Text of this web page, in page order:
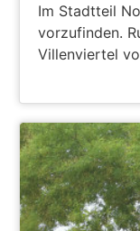
Im Stadtteil
vorzufinden.
Villenviertel